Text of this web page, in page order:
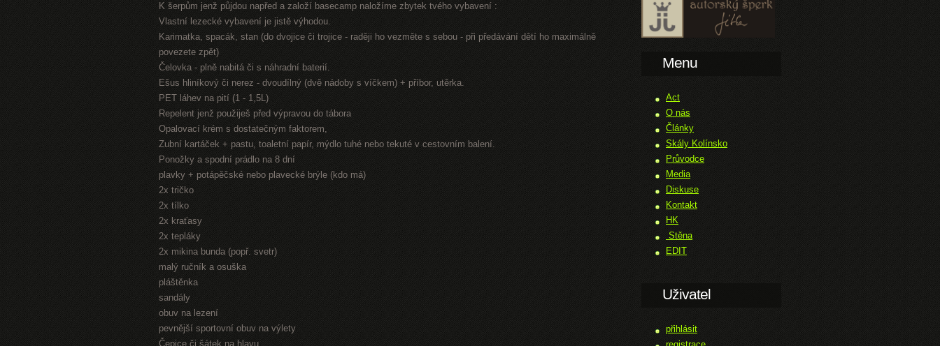
K šerpům jenž půjdou napřed a založí basecamp naložíme zbytek tvého vybavení :
Vlastní lezecké vybavení je jistě výhodou.
Karimatka, spacák, stan (do dvojice či trojice - raději ho vezměte s sebou - při předávání dětí ho maximálně
povezete zpět)
Čelovka - plně nabitá či s náhradní baterií.
Ešus hliníkový či nerez - dvoudílný (dvě nádoby s víčkem) + příbor, utěrka.
PET láhev na pití (1 - 1,5L)
Repelent jenž použiješ před výpravou do tábora
Opalovací krém s dostatečným faktorem,
Zubní kartáček + pastu, toaletní papír, mýdlo tuhé nebo tekuté v cestovním balení.
Ponožky a spodní prádlo na 8 dní
plavky + potápěčské nebo plavecké brýle (kdo má)
2x tričko
2x tílko
2x kraťasy
2x tepláky
2x mikina bunda (popř. svetr)
malý ručník a osuška
pláštěnka
sandály
obuv na lezení
pevnější sportovní obuv na výlety
Čepice či šátek na hlavu.
Menu
Act
O nás
Články
Skály Kolínsko
Průvodce
Media
Diskuse
Kontakt
HK
Stěna
EDIT
Uživatel
přihlásit